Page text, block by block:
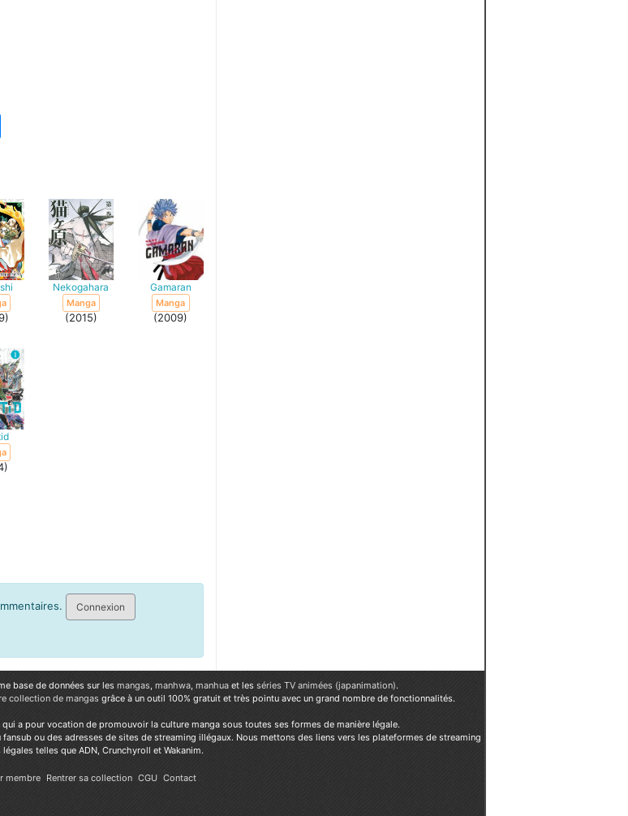
Nekogahara
Manga
(2015)
Gamaran
Manga
(2009)
Connexion
base de données sur les mangas, manhwa, manhua et les séries TV animées (japanimation).
collection de mangas grâce à un outil 100% gratuit et très pointu avec un grand nombre de fonctionnalités.
a pour vocation de promouvoir la culture manga sous toutes ses formes de manière légale.
ou des adresses de sites de streaming illégaux. Nous mettons des liens vers les plateformes de streaming
légales telles que ADN, Crunchyroll et Wakanim.
membre Rentrer sa collection CGU Contact